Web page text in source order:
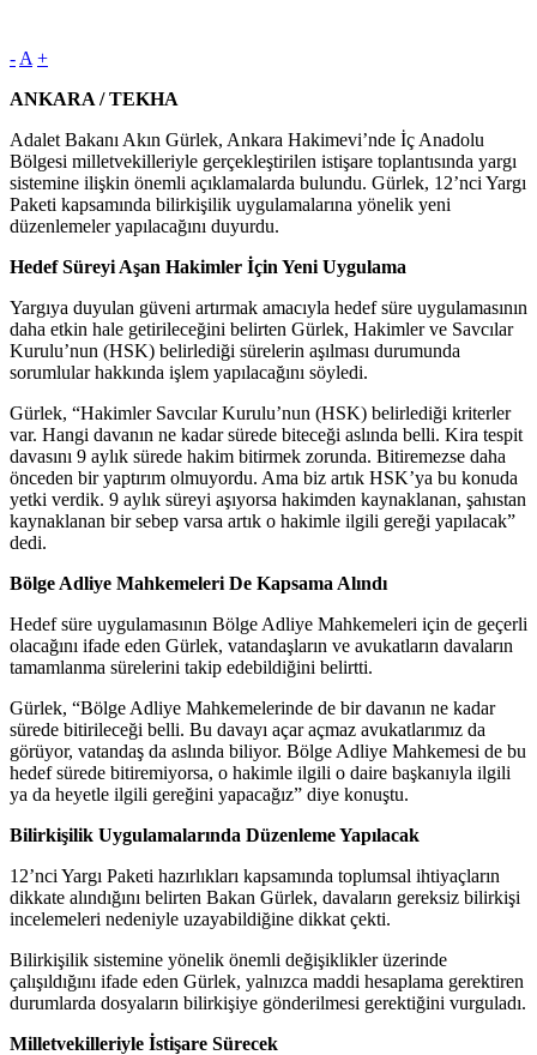
- A +
ANKARA / TEKHA
Adalet Bakanı Akın Gürlek, Ankara Hakimevi’nde İç Anadolu
Bölgesi milletvekilleriyle gerçekleştirilen istişare toplantısında yargı
sistemine ilişkin önemli açıklamalarda bulundu. Gürlek, 12’nci Yargı
Paketi kapsamında bilirkişilik uygulamalarına yönelik yeni
düzenlemeler yapılacağını duyurdu.
Hedef Süreyi Aşan Hakimler İçin Yeni Uygulama
Yargıya duyulan güveni artırmak amacıyla hedef süre uygulamasının
daha etkin hale getirileceğini belirten Gürlek, Hakimler ve Savcılar
Kurulu’nun (HSK) belirlediği sürelerin aşılması durumunda
sorumlular hakkında işlem yapılacağını söyledi.
Gürlek, “Hakimler Savcılar Kurulu’nun (HSK) belirlediği kriterler
var. Hangi davanın ne kadar sürede biteceği aslında belli. Kira tespit
davasını 9 aylık sürede hakim bitirmek zorunda. Bitiremezse daha
önceden bir yaptırım olmuyordu. Ama biz artık HSK’ya bu konuda
yetki verdik. 9 aylık süreyi aşıyorsa hakimden kaynaklanan, şahıstan
kaynaklanan bir sebep varsa artık o hakimle ilgili gereği yapılacak”
dedi.
Bölge Adliye Mahkemeleri De Kapsama Alındı
Hedef süre uygulamasının Bölge Adliye Mahkemeleri için de geçerli
olacağını ifade eden Gürlek, vatandaşların ve avukatların davaların
tamamlanma sürelerini takip edebildiğini belirtti.
Gürlek, “Bölge Adliye Mahkemelerinde de bir davanın ne kadar
sürede bitirileceği belli. Bu davayı açar açmaz avukatlarımız da
görüyor, vatandaş da aslında biliyor. Bölge Adliye Mahkemesi de bu
hedef sürede bitiremiyorsa, o hakimle ilgili o daire başkanıyla ilgili
ya da heyetle ilgili gereğini yapacağız” diye konuştu.
Bilirkişilik Uygulamalarında Düzenleme Yapılacak
12’nci Yargı Paketi hazırlıkları kapsamında toplumsal ihtiyaçların
dikkate alındığını belirten Bakan Gürlek, davaların gereksiz bilirkişi
incelemeleri nedeniyle uzayabildiğine dikkat çekti.
Bilirkişilik sistemine yönelik önemli değişiklikler üzerinde
çalışıldığını ifade eden Gürlek, yalnızca maddi hesaplama gerektiren
durumlarda dosyaların bilirkişiye gönderilmesi gerektiğini vurguladı.
Milletvekilleriyle İstişare Sürecek